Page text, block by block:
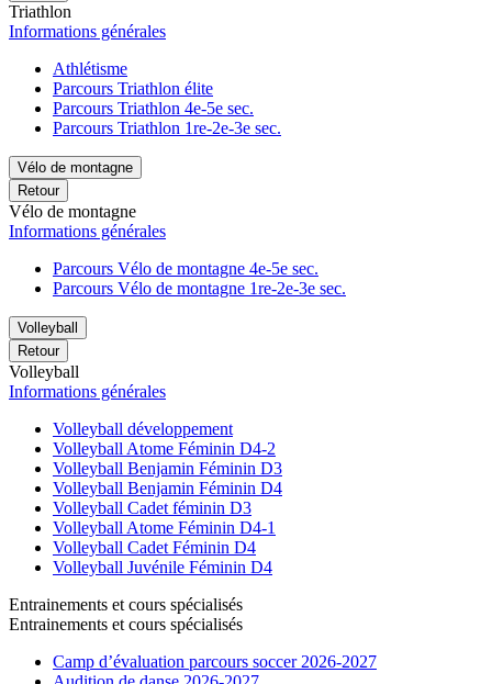
Triathlon
Informations générales
Athlétisme
Parcours Triathlon élite
Parcours Triathlon 4e-5e sec.
Parcours Triathlon 1re-2e-3e sec.
Vélo de montagne
Retour
Vélo de montagne
Informations générales
Parcours Vélo de montagne 4e-5e sec.
Parcours Vélo de montagne 1re-2e-3e sec.
Volleyball
Retour
Volleyball
Informations générales
Volleyball développement
Volleyball Atome Féminin D4-2
Volleyball Benjamin Féminin D3
Volleyball Benjamin Féminin D4
Volleyball Cadet féminin D3
Volleyball Atome Féminin D4-1
Volleyball Cadet Féminin D4
Volleyball Juvénile Féminin D4
Entrainements et cours spécialisés
Entrainements et cours spécialisés
Camp d’évaluation parcours soccer 2026-2027